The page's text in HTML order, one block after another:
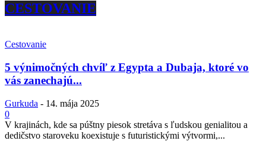
CESTOVANIE
Cestovanie
5 výnimočných chvíľ z Egypta a Dubaja, ktoré vo
vás zanechajú...
Gurkuda - 14. mája 2025
0
V krajinách, kde sa púštny piesok stretáva s ľudskou genialitou a
dedičstvo staroveku koexistuje s futuristickými výtvormi,...